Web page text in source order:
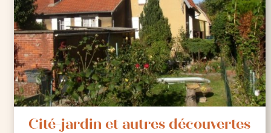
Cité-jardin et autres découvertes